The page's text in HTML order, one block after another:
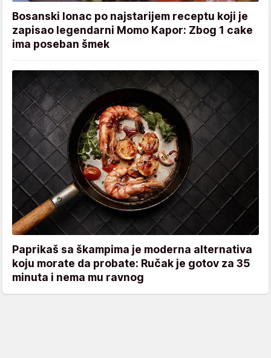
Bosanski lonac po najstarijem receptu koji je
zapisao legendarni Momo Kapor: Zbog 1 cake
ima poseban šmek
Paprikaš sa škampima je moderna alternativa
koju morate da probate: Ručak je gotov za 35
minuta i nema mu ravnog